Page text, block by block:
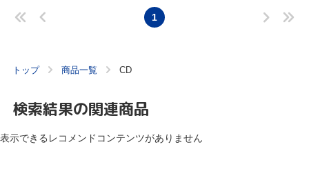
1
トップ 商品一覧 CD
検索結果の関連商品
表示できるレコメンドコンテンツがありません